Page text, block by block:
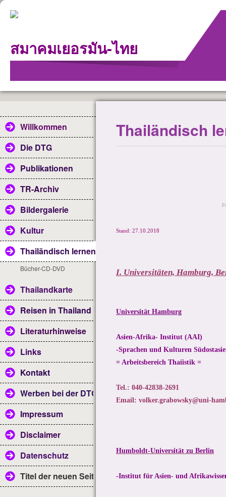
สมาคมเยอรมัน-ไทย
Willkommen
Die DTG
Publikationen
TR-Archiv
Bildergalerie
Kultur
Thailändisch lernen
Bücher-CD-DVD
Thailandkarte
Reisen in Thailand
Literaturhinweise
Links
Kontakt
Werben bei der DTG
Impressum
Disclaimer
Datenschutz
Titel der neuen Seite
Thailändisch
Stand: 27.10.2018
I. Universitäten, Hamburg,
Universität Hamburg
Asien-Afrika- Institut (AAI)
-Sprachen und Kulturen
= Arbeitsbereich Thaiistik =
Tel.: 040-42838-2691
Email: volker.grabowsky@uni-
Humboldt-Universität zu Berlin
-Institut für Asien- und